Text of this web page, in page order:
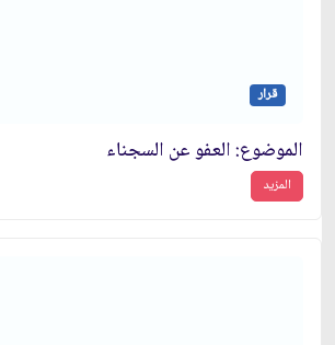
قرار
الموضوع: العفو عن السجناء
المزيد